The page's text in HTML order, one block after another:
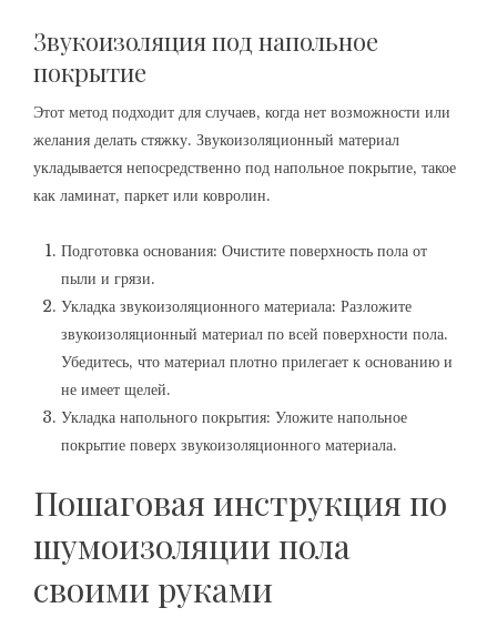
Звукоизоляция под напольное
покрытие
Этот метод подходит для случаев‚ когда нет возможности или
желания делать стяжку. Звукоизоляционный материал
укладывается непосредственно под напольное покрытие‚ такое
как ламинат‚ паркет или ковролин.
Подготовка основания: Очистите поверхность пола от
пыли и грязи.
Укладка звукоизоляционного материала: Разложите
звукоизоляционный материал по всей поверхности пола.
Убедитесь‚ что материал плотно прилегает к основанию и
не имеет щелей.
Укладка напольного покрытия: Уложите напольное
покрытие поверх звукоизоляционного материала.
Пошаговая инструкция по
шумоизоляции пола
своими руками